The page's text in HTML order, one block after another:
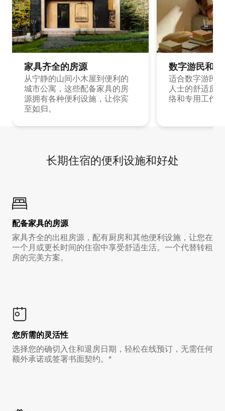
家具齐全的房源
从宁静的山间小木屋到便利的
城市公寓，这些配备家具的房
源拥有各种便利设施，让你宾
至如归。
数字游民和
适合数字游民
人士的舒适房
络和专用工作
长期住宿的便利设施和好处
配备家具的房源
家具齐全的出租房源，配有厨房和其他便利设施，让您在
一个月或更长时间的住宿中享受舒适生活。一个代替转租
房的完美方案。
您所需的灵活性
选择您的确切入住和退房日期，轻松在线预订，无需任何
额外承诺或签署书面契约。*